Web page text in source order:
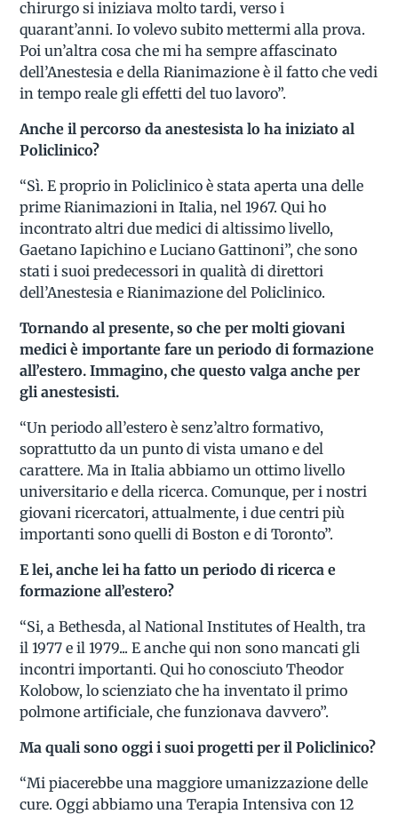
chirurgo si iniziava molto tardi, verso i
quarant’anni. Io volevo subito mettermi alla prova.
Poi un’altra cosa che mi ha sempre affascinato
dell’Anestesia e della Rianimazione è il fatto che vedi
in tempo reale gli effetti del tuo lavoro”.
Anche il percorso da anestesista lo ha iniziato al
Policlinico?
“Sì. E proprio in Policlinico è stata aperta una delle
prime Rianimazioni in Italia, nel 1967. Qui ho
incontrato altri due medici di altissimo livello,
Gaetano Iapichino e Luciano Gattinoni”, che sono
stati i suoi predecessori in qualità di direttori
dell’Anestesia e Rianimazione del Policlinico.
Tornando al presente, so che per molti giovani
medici è importante fare un periodo di formazione
all’estero. Immagino, che questo valga anche per
gli anestesisti.
“Un periodo all’estero è senz’altro formativo,
soprattutto da un punto di vista umano e del
carattere. Ma in Italia abbiamo un ottimo livello
universitario e della ricerca. Comunque, per i nostri
giovani ricercatori, attualmente, i due centri più
importanti sono quelli di Boston e di Toronto”.
E lei, anche lei ha fatto un periodo di ricerca e
formazione all’estero?
“Si, a Bethesda, al National Institutes of Health, tra
il 1977 e il 1979... E anche qui non sono mancati gli
incontri importanti. Qui ho conosciuto Theodor
Kolobow, lo scienziato che ha inventato il primo
polmone artificiale, che funzionava davvero”.
Ma quali sono oggi i suoi progetti per il Policlinico?
“Mi piacerebbe una maggiore umanizzazione delle
cure. Oggi abbiamo una Terapia Intensiva con 12